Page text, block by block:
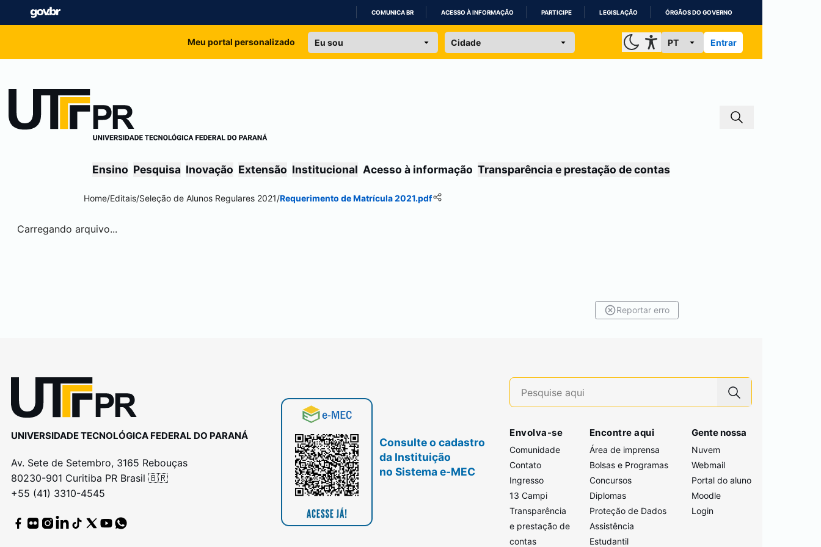
IR
COMUNICA BR ACESSO À INFORMAÇÃO PARTICIPE LEGISLAÇÃO ÓRGÃOS DO GOVERNO
Meu portal personalizado Entrar
Ensino Pesquisa Inovação Extensão Institucional Acesso à informação Transparência e prestação de contas
Home/Editais/Seleção de Alunos Regulares 2021/Requerimento de Matrícula 2021.pdf
Carregando arquivo...
Reportar erro
UNIVERSIDADE TECNOLÓGICA FEDERAL DO PARANÁ
Av. Sete de Setembro, 3165 Rebouças
80230-901 Curitiba PR Brasil 🇧🇷
+55 (41) 3310-4545
Consulte o cadastro
da Instituição
no Sistema e-MEC
Envolva-se
Comunidade
Contato
Ingresso
13 Campi
Transparência
e prestação de
contas
Encontre aqui
Área de imprensa
Bolsas e Programas
Concursos
Diplomas
Proteção de Dados
Assistência
Estudantil
Gente nossa
Nuvem
Webmail
Portal do aluno
Moodle
Login